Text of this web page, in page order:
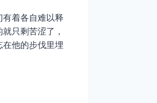
着各自难以释
只剩苦涩了，
他的步伐里埋